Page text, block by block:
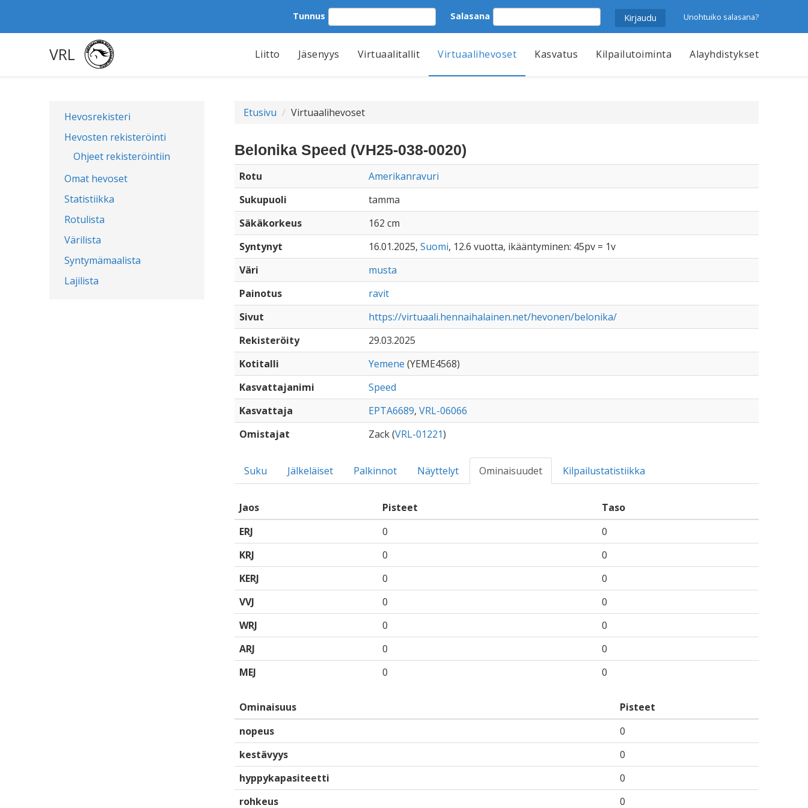
Tunnus Salasana Unohtuiko salasana?
VRL Liitto Jäsenyys Virtuaalitallit Virtuaalihevoset Kasvatus Kilpailutoiminta Alayhdistykset
Hevosrekisteri
Hevosten rekisteröinti
Ohjeet rekisteröintiin
Omat hevoset
Statistiikka
Rotulista
Värilista
Syntymämaalista
Lajilista
Etusivu Virtuaalihevoset
Belonika Speed (VH25-038-0020)
Rotu
Amerikanravuri
Sukupuoli
tamma
Säkäkorkeus
162 cm
Syntynyt
16.01.2025, Suomi, 12.6 vuotta, ikääntyminen: 45pv = 1v
Väri
musta
Painotus
ravit
Sivut
https://virtuaali.hennaihalainen.net/hevonen/belonika/
Rekisteröity
29.03.2025
Kotitalli
Yemene (YEME4568)
Kasvattajanimi
Speed
Kasvattaja
EPTA6689, VRL-06066
Omistajat
Zack (VRL-01221)
Suku Jälkeläiset Palkinnot Näyttelyt Ominaisuudet Kilpailustatistiikka
Jaos Pisteet
Taso
ERJ
0
0
KRJ
0
0
KERJ
0
0
VVJ
0
0
WRJ
0
0
ARJ
0
0
MEJ
0 0
Ominaisuus
Pisteet
nopeus
0
kestävyys
0
hyppykapasiteetti
0
rohkeus
0